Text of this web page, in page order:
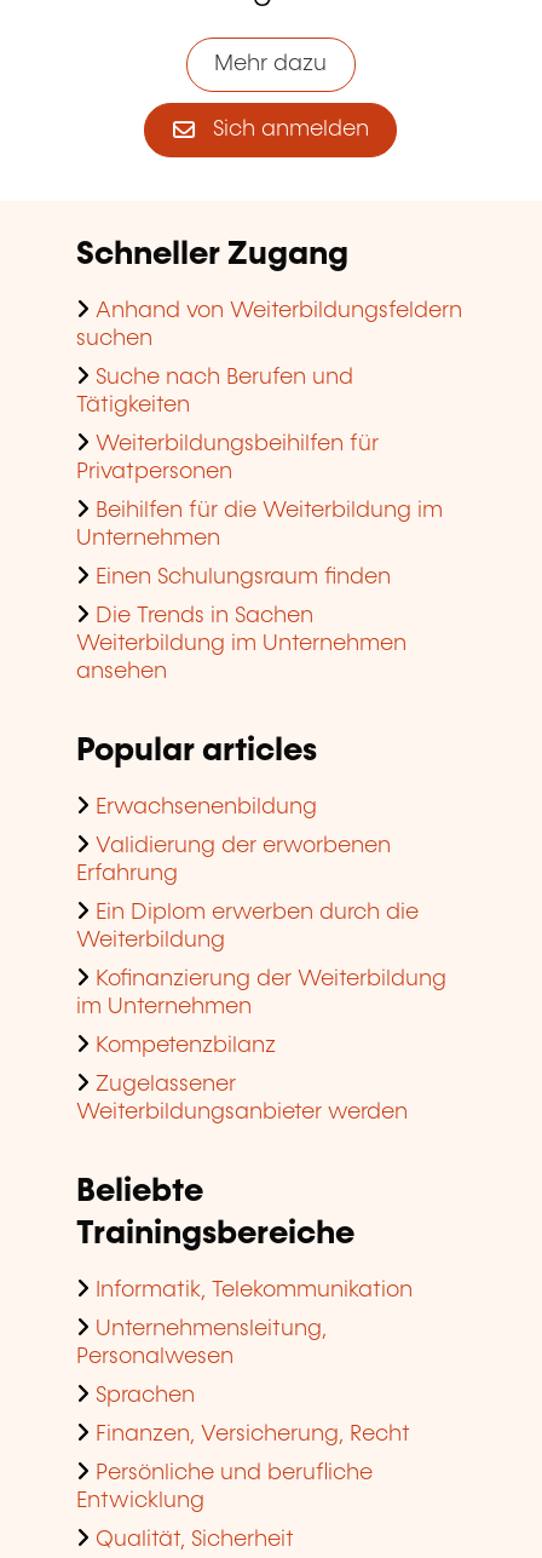
Mehr dazu
Sich anmelden
Schneller Zugang
Anhand von Weiterbildungsfeldern
suchen
Suche nach Berufen und
Tätigkeiten
Weiterbildungsbeihilfen für
Privatpersonen
Beihilfen für die Weiterbildung im
Unternehmen
Einen Schulungsraum finden
Die Trends in Sachen
Weiterbildung im Unternehmen
ansehen
Popular articles
Erwachsenenbildung
Validierung der erworbenen
Erfahrung
Ein Diplom erwerben durch die
Weiterbildung
Kofinanzierung der Weiterbildung
im Unternehmen
Kompetenzbilanz
Zugelassener
Weiterbildungsanbieter werden
Beliebte
Trainingsbereiche
Informatik, Telekommunikation
Unternehmensleitung,
Personalwesen
Sprachen
Finanzen, Versicherung, Recht
Persönliche und berufliche
Entwicklung
Qualität, Sicherheit